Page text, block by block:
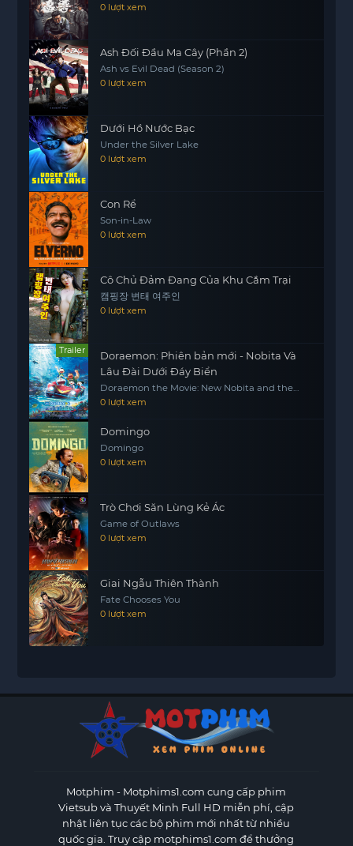
0 lượt xem
Ash Đối Đầu Ma Cây (Phần 2)
Ash vs Evil Dead (Season 2)
0 lượt xem
Dưới Hồ Nước Bạc
Under the Silver Lake
0 lượt xem
Con Rể
Son-in-Law
0 lượt xem
Cô Chủ Đảm Đang Của Khu Cắm Trại
캠핑장 변태 여주인
0 lượt xem
Trailer
Doraemon: Phiên bản mới - Nobita Và
Lâu Đài Dưới Đáy Biển
Doraemon the Movie: New Nobita and the
Castle of the Undersea Devil
0 lượt xem
Domingo
Domingo
0 lượt xem
Trò Chơi Săn Lùng Kẻ Ác
Game of Outlaws
0 lượt xem
Giai Ngẫu Thiên Thành
Fate Chooses You
0 lượt xem
Motphim - Motphims1.com cung cấp phim
Vietsub và Thuyết Minh Full HD miễn phí, cập
nhật liên tục các bộ phim mới nhất từ nhiều
quốc gia. Truy cập motphims1.com để thưởng